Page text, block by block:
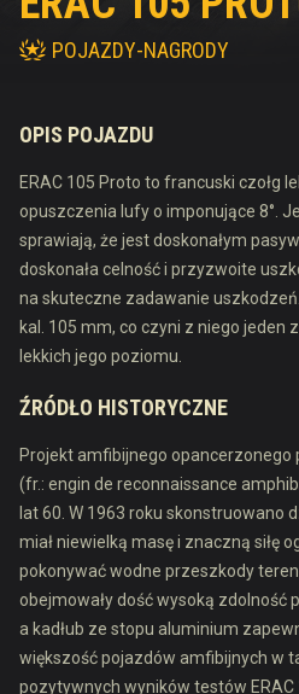
POJAZDY-NAGRODY
OPIS POJAZDU
ERAC 105 Proto to francuski czołg
opuszczenia lufy o imponujące 8°.
sprawiają, że jest doskonałym
doskonała celność i przyzwoite
na skuteczne zadawanie
kal. 105 mm, co czyni z niego jeden
lekkich jego poziomu.
ŹRÓDŁO HISTORYCZNE
Projekt amfibijnego
(fr.: engin de reconnaissance
lat 60. W 1963 roku skonstruowano
miał niewielką masę i znaczną siłę
pokonywać wodne przeszkody
obejmowały dość wysoką zdolność
a kadłub ze stopu aluminium
większość pojazdów amfibijnych w
pozytywnych wyników testów ERAC